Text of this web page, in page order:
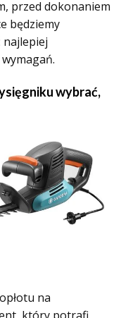
przed dokonaniem
będziemy
najlepiej
wybrać,
na